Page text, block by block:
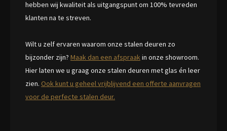
hebben wij kwaliteit als uitgangspunt om 100% tevreden
klanten na te streven.
Wilt u zelf ervaren waarom onze stalen deuren zo
bijzonder zijn? Maak dan een afspraakin onze showroom.
Hier laten we u graag onze stalen deuren met glas én leer
zien. Ook kunt u geheel vrijblijvend een offerte aanvragen
voor de perfecte stalen deur.